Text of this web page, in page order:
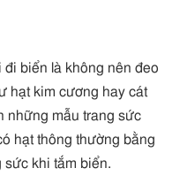
đi biển là không nên đeo
hạt kim cương hay cát
những mẫu trang sức
hạt thông thường bằng
sức khi tắm biển.